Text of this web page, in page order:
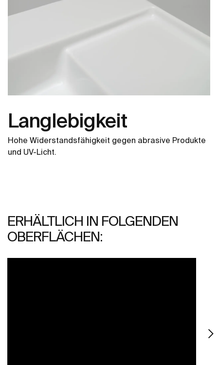
Langlebigkeit
Hohe Widerstandsfähigkeit gegen abrasive Produkte
und UV-Licht.
ERHÄLTLICH IN FOLGENDEN
OBERFLÄCHEN: